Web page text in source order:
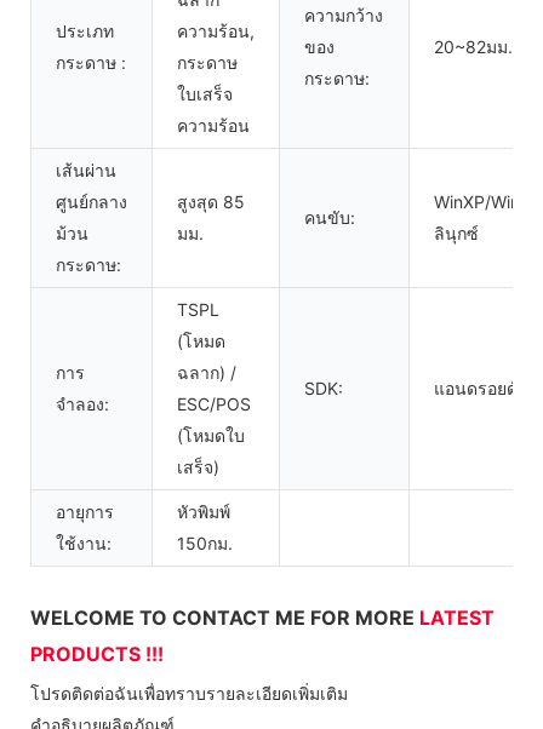
ประเภท
กระดาษ :
ความร้อน,
กระดาษ
ใบเสร็จ
ความร้อน
ความกว้าง
ของ
กระดาษ:
20~82มม.
เส้นผ่าน
ศูนย์กลาง
ม้วน
กระดาษ:
สูงสุด 85
มม.
คนขับ:
WinXP/Win7/
ลินุกซ์
การ
จำลอง:
TSPL
(โหมด
ฉลาก) /
ESC/POS
(โหมดใบ
เสร็จ)
SDK: แอนดรอยด์/ไอ
อายุการ
ใช้งาน:
หัวพิมพ์
150กม.
WELCOME TO CONTACT ME FOR MORE LATEST
PRODUCTS !!!
โปรดติดต่อฉันเพื่อทราบรายละเอียดเพิ่มเติม
คำอธิบายผลิตภัณฑ์